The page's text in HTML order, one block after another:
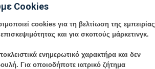
ή θεραπευτική χρήση.
Cookies
cookies για τη βελτίωση της εμπειρίας
και για σκοπούς μάρκετινγκ.
ενημερωτικό χαρακτήρα και δεν
Για οποιοδήποτε ιατρικό ζήτημα